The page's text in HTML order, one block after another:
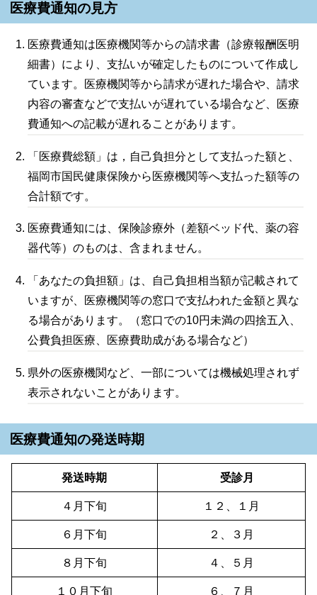
医療費通知の見方
医療費通知は医療機関等からの請求書（診療報酬医明
細書）により、支払いが確定したものについて作成し
ています。医療機関等から請求が遅れた場合や、請求
内容の審査などで支払いが遅れている場合など、医療
費通知への記載が遅れることがあります。
「医療費総額」は，自己負担分として支払った額と、
福岡市国民健康保険から医療機関等へ支払った額等の
合計額です。
医療費通知には、保険診療外（差額ベッド代、薬の容
器代等）のものは、含まれません。
「あなたの負担額」は、自己負担相当額が記載されて
いますが、医療機関等の窓口で支払われた金額と異な
る場合があります。（窓口での10円未満の四捨五入、
公費負担医療、医療費助成がある場合など）
県外の医療機関など、一部については機械処理されず
表示されないことがあります。
医療費通知の発送時期
発送時期 受診月
４月下旬 １２、１月
６月下旬 ２、３月
８月下旬 ４、５月
１０月下旬 ６、７月